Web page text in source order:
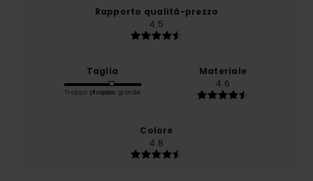
Rapporto qualità-prezzo
4.5
Taglia
Troppo piccoloTroppo grande
Materiale
4.6
Colore
4.8